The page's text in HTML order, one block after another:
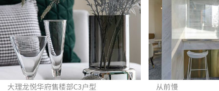
大理龙悦华府售楼部C3户型 从前慢